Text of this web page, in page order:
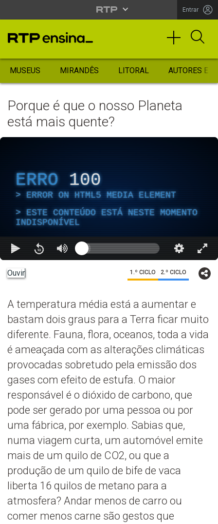
Entrar
MUSEUS MIRANDÊS LITORAL AUTORES
Porque é que o nosso Planeta
está mais quente?
ERRO 100
ERROR ON HTML5 MEDIA ELEMENT
ESTE CONTEÚDO ESTÁ NESTE MOMENTO
INDISPONÍVEL
Ouvir 1.º CICLO 2.º CICLO
A temperatura média está a aumentar e
bastam dois graus para a Terra ficar muito
diferente. Fauna, flora, oceanos, toda a vida
é ameaçada com as alterações climáticas
provocadas sobretudo pela emissão dos
gases com efeito de estufa. O maior
responsável é o dióxido de carbono, que
pode ser gerado por uma pessoa ou por
uma fábrica, por exemplo. Sabias que,
numa viagem curta, um automóvel emite
mais de um quilo de CO2, ou que a
produção de um quilo de bife de vaca
liberta 16 quilos de metano para a
atmosfera? Andar menos de carro ou
comer menos carne são gestos que